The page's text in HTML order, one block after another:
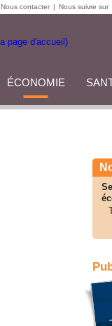
Nous contacter | Nous suivre sur
ÉCONOMIE